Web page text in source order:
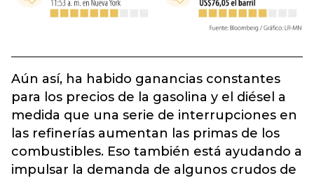
Aún así, ha habido ganancias constantes
para los precios de la gasolina y el diésel a
medida que una serie de interrupciones en
las refinerías aumentan las primas de los
combustibles. Eso también está ayudando a
impulsar la demanda de algunos crudos de